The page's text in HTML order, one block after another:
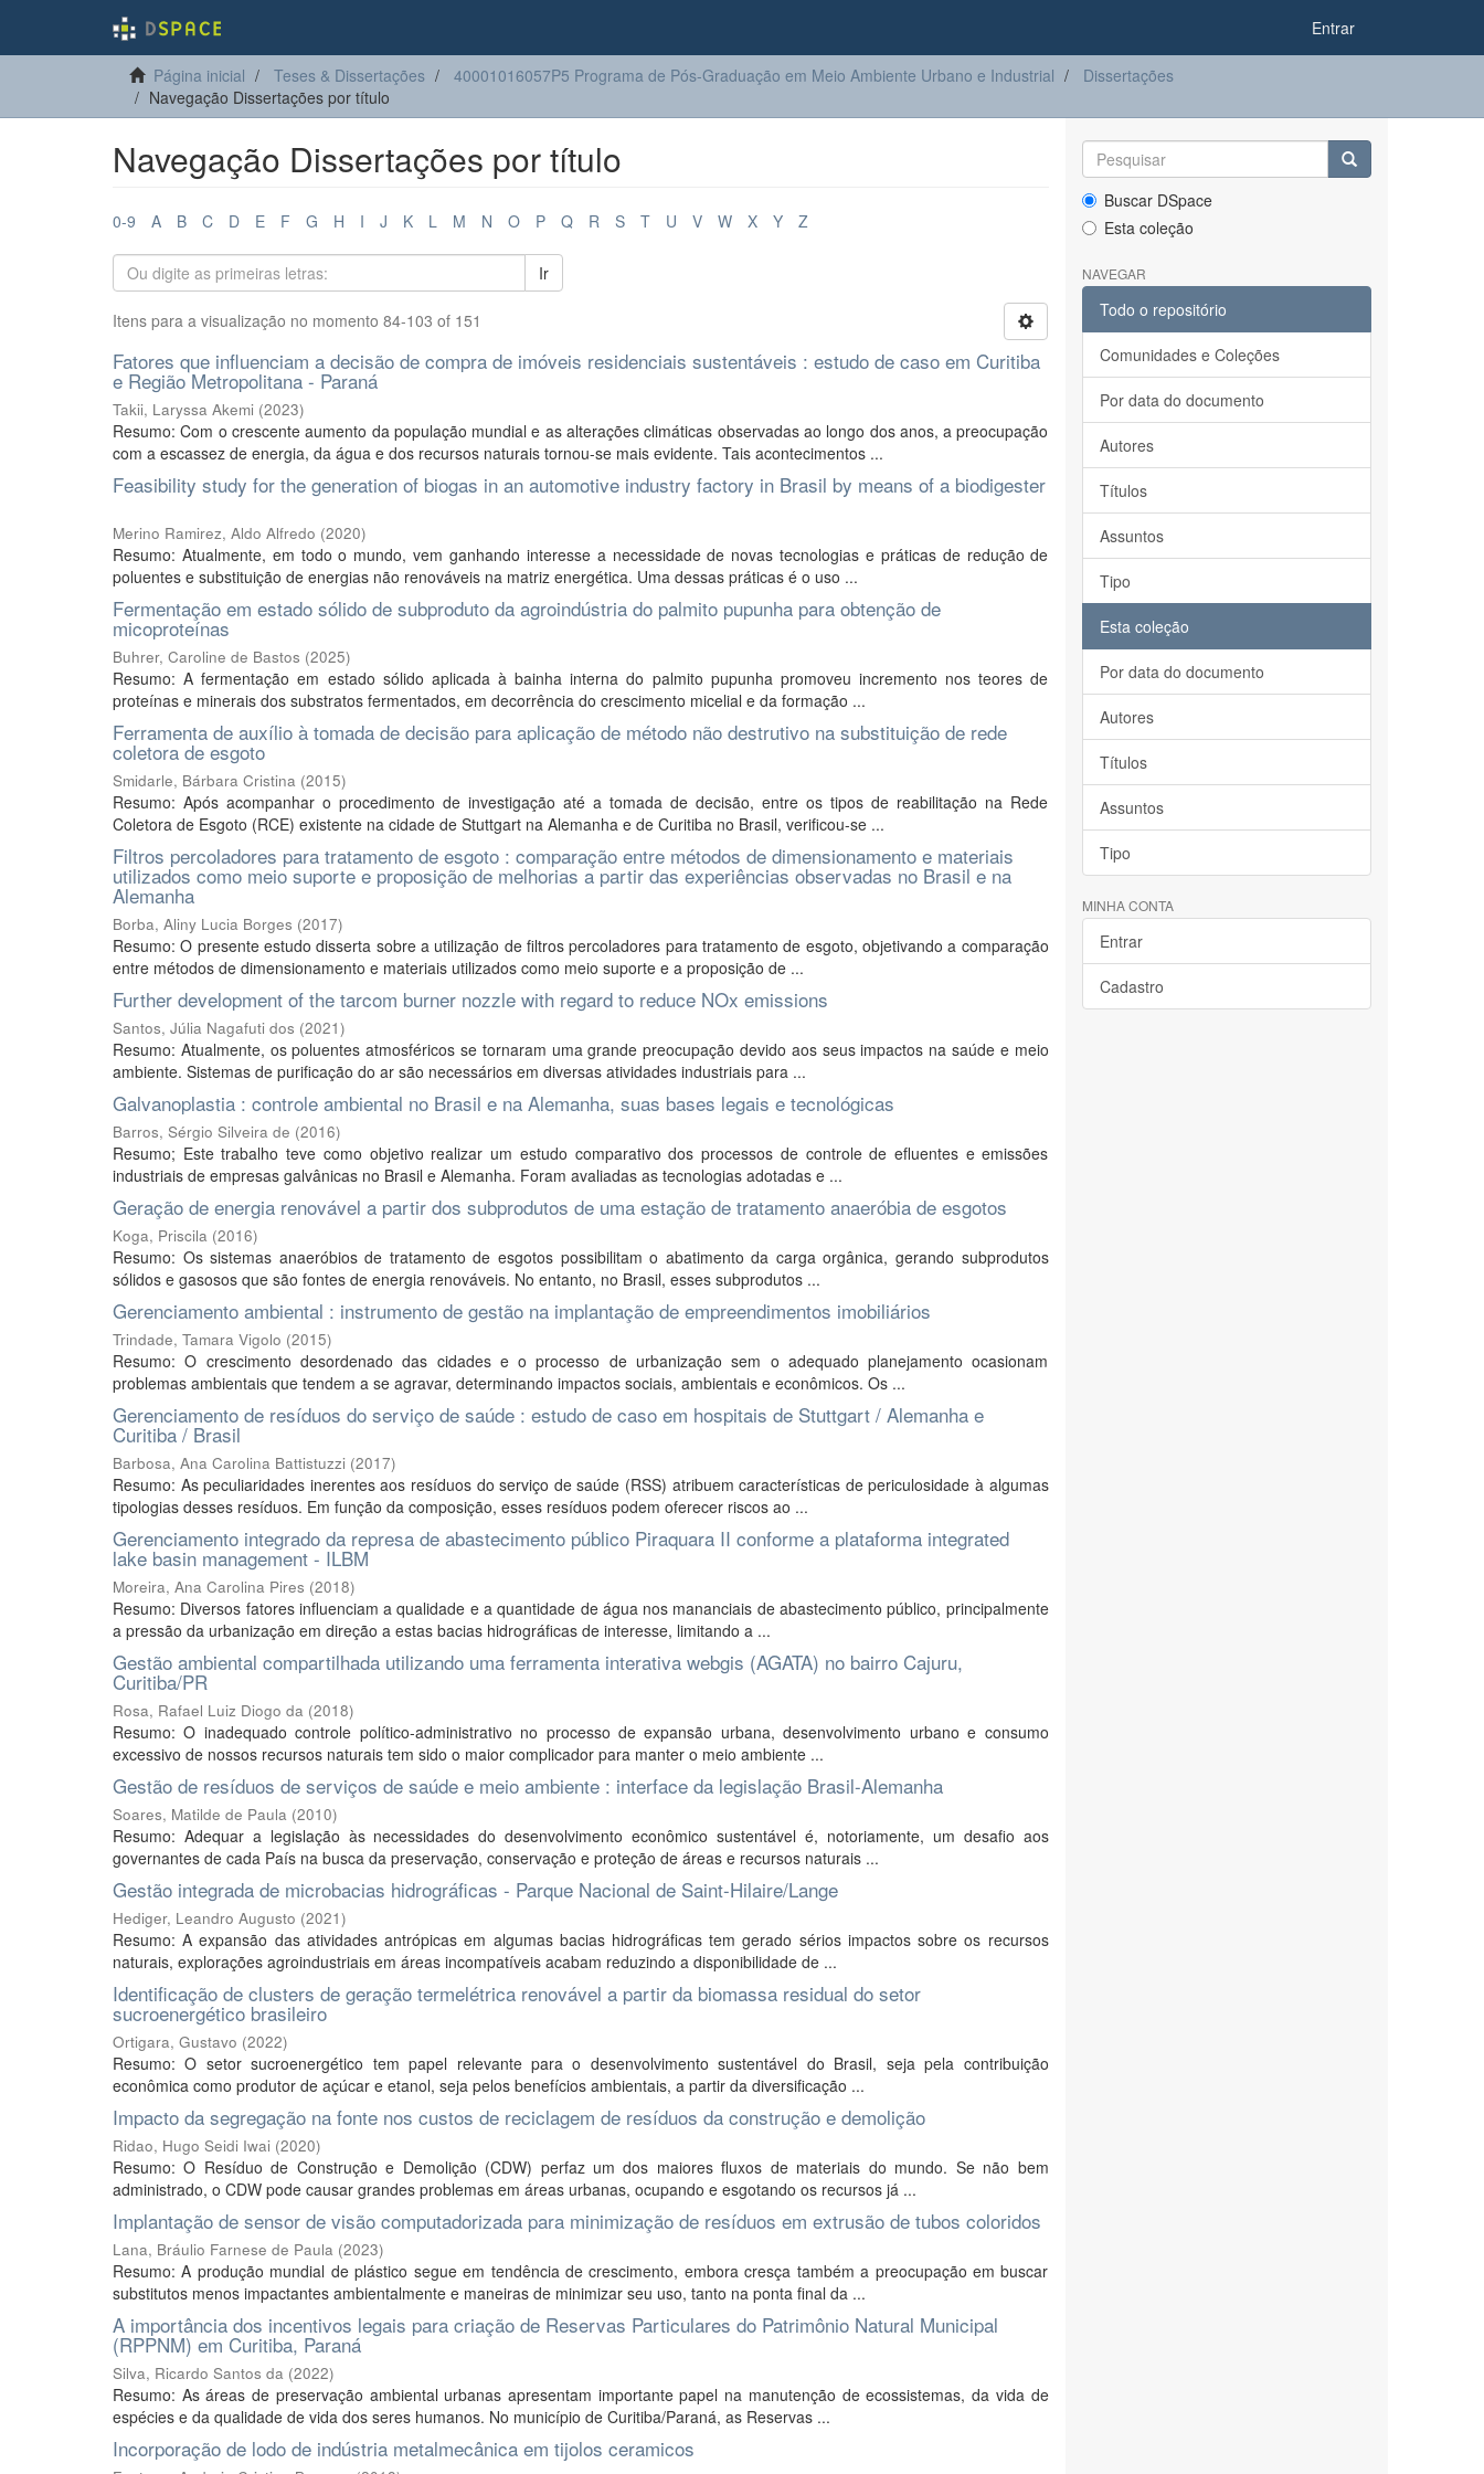
Entrar
Página inicial Teses & Dissertações 40001016057P5 Programa de Pós-Graduação em Meio Ambiente Urbano e Industrial
Dissertações
Navegação Dissertações por título
Navegação Dissertações por título
0-9 A B C D E F G H I J K L M N O P Q R S T U V W X Y Z
Ir
Itens para a visualização no momento 84-103 of 151
Fatores que influenciam a decisão de compra de imóveis residenciais sustentáveis : estudo de caso em Curitiba
e Região Metropolitana - Paraná
Takii, Laryssa Akemi (2023)
Resumo: Com o crescente aumento da população mundial e as alterações climáticas observadas ao longo dos anos, a preocupação
com a escassez de energia, da água e dos recursos naturais tornou-se mais evidente. Tais acontecimentos ...
Feasibility study for the generation of biogas in an automotive industry factory in Brasil by means of a biodigester
Merino Ramirez, Aldo Alfredo (2020)
Resumo: Atualmente, em todo o mundo, vem ganhando interesse a necessidade de novas tecnologias e práticas de redução de
poluentes e substituição de energias não renováveis na matriz energética. Uma dessas práticas é o uso ...
Fermentação em estado sólido de subproduto da agroindústria do palmito pupunha para obtenção de
micoproteínas
Buhrer, Caroline de Bastos (2025)
Resumo: A fermentação em estado sólido aplicada à bainha interna do palmito pupunha promoveu incremento nos teores de
proteínas e minerais dos substratos fermentados, em decorrência do crescimento micelial e da formação ...
Ferramenta de auxílio à tomada de decisão para aplicação de método não destrutivo na substituição de rede
coletora de esgoto
Smidarle, Bárbara Cristina (2015)
Resumo: Após acompanhar o procedimento de investigação até a tomada de decisão, entre os tipos de reabilitação na Rede
Coletora de Esgoto (RCE) existente na cidade de Stuttgart na Alemanha e de Curitiba no Brasil, verificou-se ...
Filtros percoladores para tratamento de esgoto : comparação entre métodos de dimensionamento e materiais
utilizados como meio suporte e proposição de melhorias a partir das experiências observadas no Brasil e na
Alemanha
Borba, Aliny Lucia Borges (2017)
Resumo: O presente estudo disserta sobre a utilização de filtros percoladores para tratamento de esgoto, objetivando a comparação
entre métodos de dimensionamento e materiais utilizados como meio suporte e a proposição de ...
Further development of the tarcom burner nozzle with regard to reduce NOx emissions
Santos, Júlia Nagafuti dos (2021)
Resumo: Atualmente, os poluentes atmosféricos se tornaram uma grande preocupação devido aos seus impactos na saúde e meio
ambiente. Sistemas de purificação do ar são necessários em diversas atividades industriais para ...
Galvanoplastia : controle ambiental no Brasil e na Alemanha, suas bases legais e tecnológicas
Barros, Sérgio Silveira de (2016)
Resumo; Este trabalho teve como objetivo realizar um estudo comparativo dos processos de controle de efluentes e emissões
industriais de empresas galvânicas no Brasil e Alemanha. Foram avaliadas as tecnologias adotadas e ...
Geração de energia renovável a partir dos subprodutos de uma estação de tratamento anaeróbia de esgotos
Koga, Priscila (2016)
Resumo: Os sistemas anaeróbios de tratamento de esgotos possibilitam o abatimento da carga orgânica, gerando subprodutos
sólidos e gasosos que são fontes de energia renováveis. No entanto, no Brasil, esses subprodutos ...
Gerenciamento ambiental : instrumento de gestão na implantação de empreendimentos imobiliários
Trindade, Tamara Vigolo (2015)
Resumo: O crescimento desordenado das cidades e o processo de urbanização sem o adequado planejamento ocasionam
problemas ambientais que tendem a se agravar, determinando impactos sociais, ambientais e econômicos. Os ...
Gerenciamento de resíduos do serviço de saúde : estudo de caso em hospitais de Stuttgart / Alemanha e
Curitiba / Brasil
Barbosa, Ana Carolina Battistuzzi (2017)
Resumo: As peculiaridades inerentes aos resíduos do serviço de saúde (RSS) atribuem características de periculosidade à algumas
tipologias desses resíduos. Em função da composição, esses resíduos podem oferecer riscos ao ...
Gerenciamento integrado da represa de abastecimento público Piraquara II conforme a plataforma integrated
lake basin management - ILBM
Moreira, Ana Carolina Pires (2018)
Resumo: Diversos fatores influenciam a qualidade e a quantidade de água nos mananciais de abastecimento público, principalmente
a pressão da urbanização em direção a estas bacias hidrográficas de interesse, limitando a ...
Gestão ambiental compartilhada utilizando uma ferramenta interativa webgis (AGATA) no bairro Cajuru,
Curitiba/PR
Rosa, Rafael Luiz Diogo da (2018)
Resumo: O inadequado controle político-administrativo no processo de expansão urbana, desenvolvimento urbano e consumo
excessivo de nossos recursos naturais tem sido o maior complicador para manter o meio ambiente ...
Gestão de resíduos de serviços de saúde e meio ambiente : interface da legislação Brasil-Alemanha
Soares, Matilde de Paula (2010)
Resumo: Adequar a legislação às necessidades do desenvolvimento econômico sustentável é, notoriamente, um desafio aos
governantes de cada País na busca da preservação, conservação e proteção de áreas e recursos naturais ...
Gestão integrada de microbacias hidrográficas - Parque Nacional de Saint-Hilaire/Lange
Hediger, Leandro Augusto (2021)
Resumo: A expansão das atividades antrópicas em algumas bacias hidrográficas tem gerado sérios impactos sobre os recursos
naturais, explorações agroindustriais em áreas incompatíveis acabam reduzindo a disponibilidade de ...
Identificação de clusters de geração termelétrica renovável a partir da biomassa residual do setor
sucroenergético brasileiro
Ortigara, Gustavo (2022)
Resumo: O setor sucroenergético tem papel relevante para o desenvolvimento sustentável do Brasil, seja pela contribuição
econômica como produtor de açúcar e etanol, seja pelos benefícios ambientais, a partir da diversificação ...
Impacto da segregação na fonte nos custos de reciclagem de resíduos da construção e demolição
Ridao, Hugo Seidi Iwai (2020)
Resumo: O Resíduo de Construção e Demolição (CDW) perfaz um dos maiores fluxos de materiais do mundo. Se não bem
administrado, o CDW pode causar grandes problemas em áreas urbanas, ocupando e esgotando os recursos já ...
Implantação de sensor de visão computadorizada para minimização de resíduos em extrusão de tubos coloridos
Lana, Bráulio Farnese de Paula (2023)
Resumo: A produção mundial de plástico segue em tendência de crescimento, embora cresça também a preocupação em buscar
substitutos menos impactantes ambientalmente e maneiras de minimizar seu uso, tanto na ponta final da ...
A importância dos incentivos legais para criação de Reservas Particulares do Patrimônio Natural Municipal
(RPPNM) em Curitiba, Paraná
Silva, Ricardo Santos da (2022)
Resumo: As áreas de preservação ambiental urbanas apresentam importante papel na manutenção de ecossistemas, da vida de
espécies e da qualidade de vida dos seres humanos. No município de Curitiba/Paraná, as Reservas ...
Incorporação de lodo de indústria metalmecânica em tijolos ceramicos
Buscar DSpace
Esta coleção
NAVEGAR
Todo o repositório
Comunidades e Coleções
Por data do documento
Autores
Títulos
Assuntos
Tipo
Esta coleção
Por data do documento
Autores
Títulos
Assuntos
Tipo
MINHA CONTA
Entrar
Cadastro